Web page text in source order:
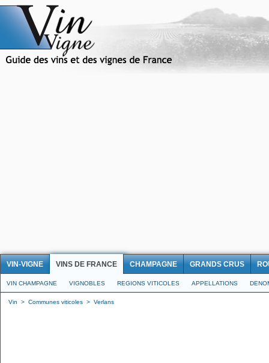
VIN-VIGNE VINS DE FRANCE CHAMPAGNE GRANDS CRUS
VIN CHAMPAGNE VIGNOBLES REGIONS VITICOLES APPELLATIONS
Vin > Communes viticoles > Verlans